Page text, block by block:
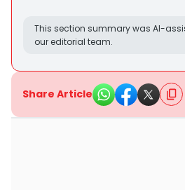
This section summary was AI-
our editorial team.
Share Article